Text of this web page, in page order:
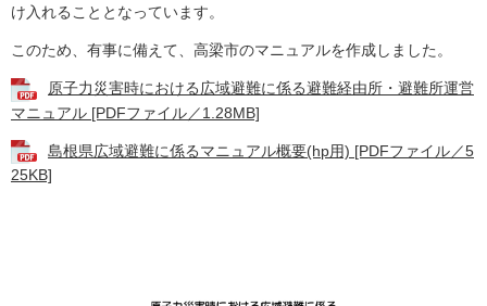
け入れることとなっています。
このため、有事に備えて、高梁市のマニュアルを作成しました。
原子力災害時における広域避難に係る避難経由所・避難所運営
マニュアル [PDFファイル／1.28MB]
島根県広域避難に係るマニュアル概要(hp用) [PDFファイル／5
25KB]